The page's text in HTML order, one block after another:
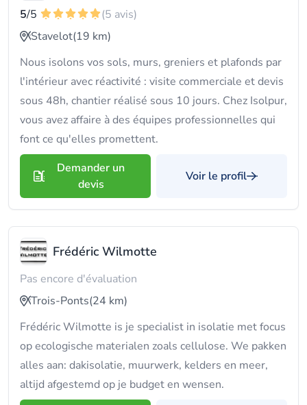
5/5
(5 avis)
Stavelot(19 km)
Nous isolons vos sols, murs, greniers et plafonds par
l'intérieur avec réactivité : visite commerciale et devis
sous 48h, chantier réalisé sous 10 jours. Chez Isolpur,
vous avez affaire à des équipes professionnelles qui
font ce qu'elles promettent.
Demander un
devis
Voir le profil
Frédéric Wilmotte
Pas encore d'évaluation
Trois-Ponts(24 km)
Frédéric Wilmotte is je specialist in isolatie met focus
op ecologische materialen zoals cellulose. We pakken
alles aan: dakisolatie, muurwerk, kelders en meer,
altijd afgestemd op je budget en wensen.